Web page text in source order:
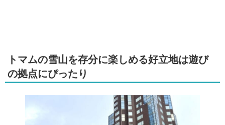
トマムの雪山を存分に楽しめる好立地は遊び
の拠点にぴったり